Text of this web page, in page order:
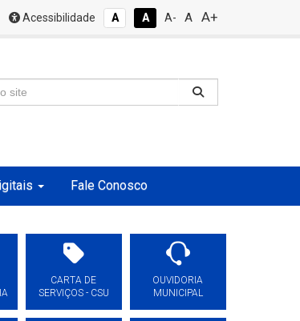
Acessibilidade A A A- A A+
Fale Conosco
CARTA DE
SERVIÇOS - CSU
OUVIDORIA
MUNICIPAL